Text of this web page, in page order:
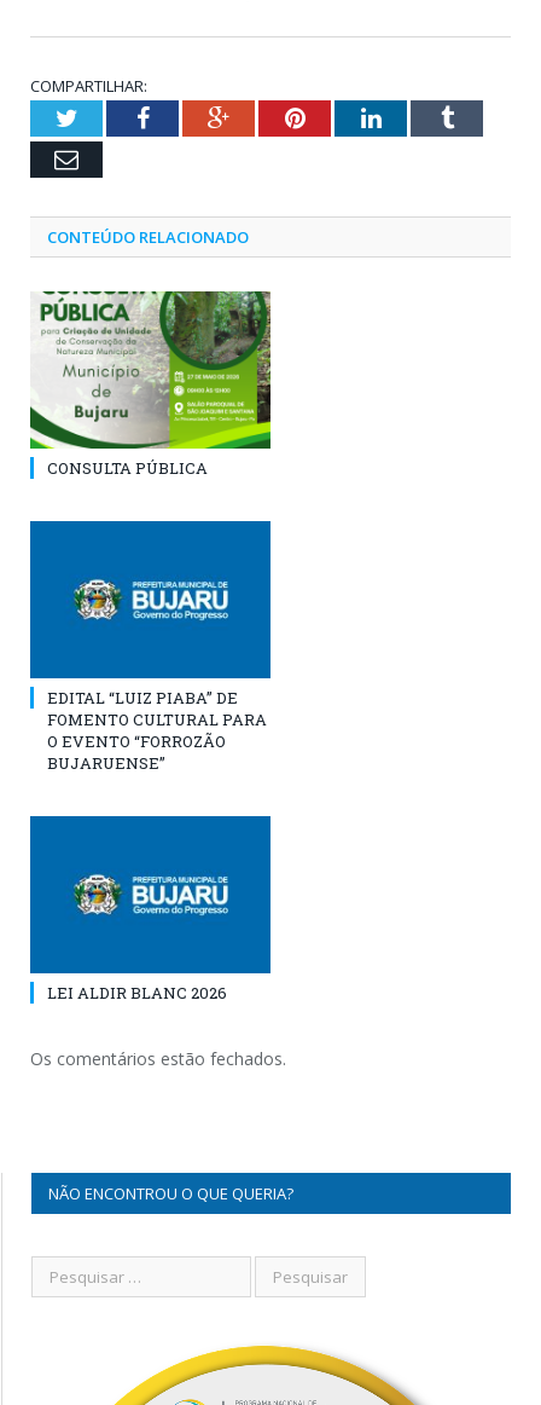
COMPARTILHAR:
TwitterFacebookGoogle+PinterestLinkedInTumblr
Email
CONTEÚDO RELACIONADO
CONSULTA PÚBLICA
EDITAL “LUIZ PIABA” DE
FOMENTO CULTURAL PARA
O EVENTO “FORROZÃO
BUJARUENSE”
LEI ALDIR BLANC 2026
Os comentários estão fechados.
NÃO ENCONTROU O QUE QUERIA?